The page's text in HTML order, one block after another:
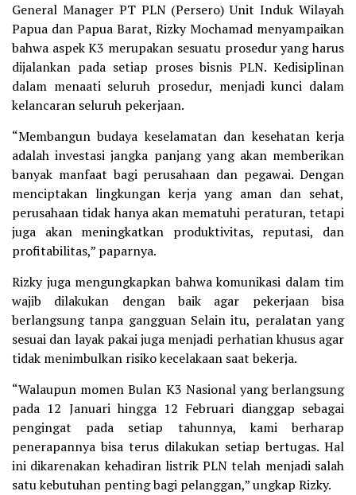
General Manager PT PLN (Persero) Unit Induk Wilayah
Papua dan Papua Barat, Rizky Mochamad menyampaikan
bahwa aspek K3 merupakan sesuatu prosedur yang harus
dijalankan pada setiap proses bisnis PLN. Kedisiplinan
dalam menaati seluruh prosedur, menjadi kunci dalam
kelancaran seluruh pekerjaan.
“Membangun budaya keselamatan dan kesehatan kerja
adalah investasi jangka panjang yang akan memberikan
banyak manfaat bagi perusahaan dan pegawai. Dengan
menciptakan lingkungan kerja yang aman dan sehat,
perusahaan tidak hanya akan mematuhi peraturan, tetapi
juga akan meningkatkan produktivitas, reputasi, dan
profitabilitas,” paparnya.
Rizky juga mengungkapkan bahwa komunikasi dalam tim
wajib dilakukan dengan baik agar pekerjaan bisa
berlangsung tanpa gangguan Selain itu, peralatan yang
sesuai dan layak pakai juga menjadi perhatian khusus agar
tidak menimbulkan risiko kecelakaan saat bekerja.
“Walaupun momen Bulan K3 Nasional yang berlangsung
pada 12 Januari hingga 12 Februari dianggap sebagai
pengingat pada setiap tahunnya, kami berharap
penerapannya bisa terus dilakukan setiap bertugas. Hal
ini dikarenakan kehadiran listrik PLN telah menjadi salah
satu kebutuhan penting bagi pelanggan,” ungkap Rizky.